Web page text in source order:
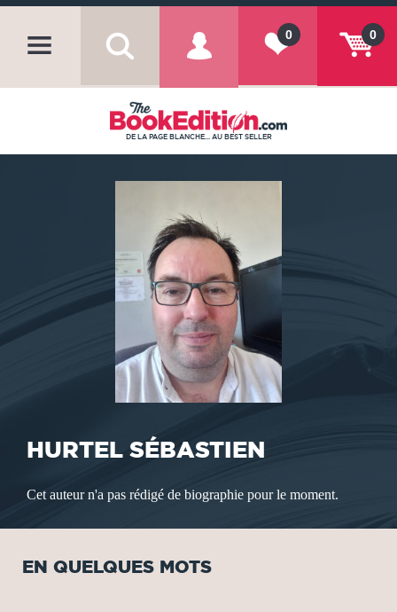
0
0
DE LA PAGE BLANCHE... AU BEST SELLER
HURTEL SÉBASTIEN
Cet auteur n'a pas rédigé de biographie pour le moment.
EN QUELQUES MOTS